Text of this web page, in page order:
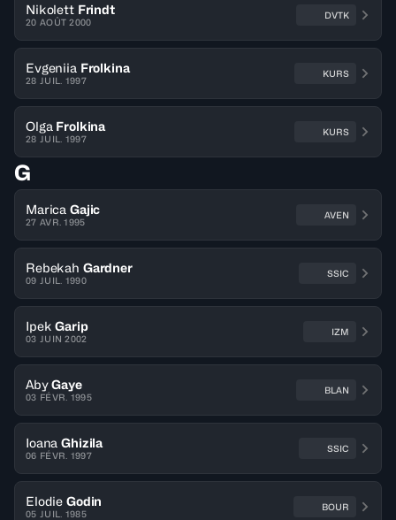
Nikolett Frindt
20 AOÛT 2000
DVTK
Evgeniia Frolkina
28 JUIL. 1997
KURS
Olga Frolkina
28 JUIL. 1997
KURS
G
Marica Gajic
27 AVR. 1995
AVEN
Rebekah Gardner
09 JUIL. 1990
SSIC
Ipek Garip
03 JUIN 2002
IZM
Aby Gaye
03 FÉVR. 1995
BLAN
Ioana Ghizila
06 FÉVR. 1997
SSIC
Elodie Godin
05 JUIL. 1985
BOUR